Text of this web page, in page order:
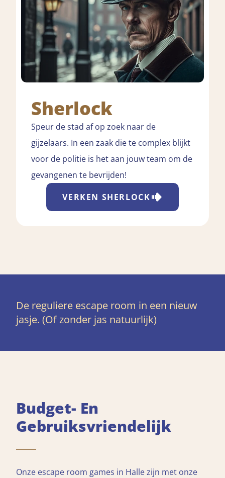
Sherlock
Speur de stad af op zoek naar de
gijzelaars. In een zaak die te complex blijkt
voor de politie is het aan jouw team om de
gevangenen te bevrijden!
VERKEN SHERLOCK
De reguliere escape room in een nieuw
jasje. (Of zonder jas natuurlijk)
Budget- En
Gebruiksvriendelijk
Onze escape room games in Halle zijn met onze